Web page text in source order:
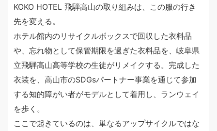
KOKO HOTEL 飛騨高山の取り組みは、この服の行き
先を変える。
ホテル館内のリサイクルボックスで回収した衣料品
や、忘れ物として保管期限を過ぎた衣料品を、岐阜県
立飛騨高山高等学校の生徒がリメイクする。完成した
衣装を、高山市のSDGsパートナー事業を通じて参加
する知的障がい者がモデルとして着用し、ランウェイ
を歩く。
ここで起きているのは、単なるアップサイクルではな